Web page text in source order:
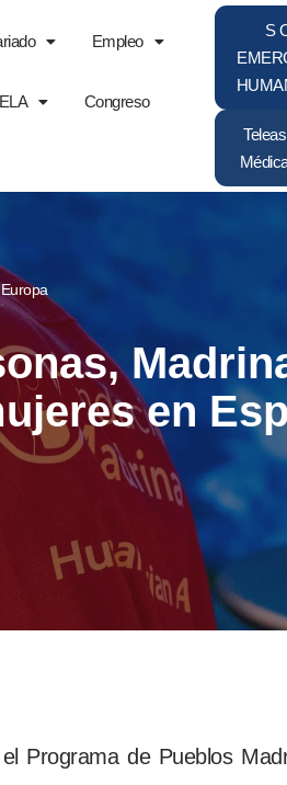
Empleo
Congreso
S
en
Programa de Pueblos